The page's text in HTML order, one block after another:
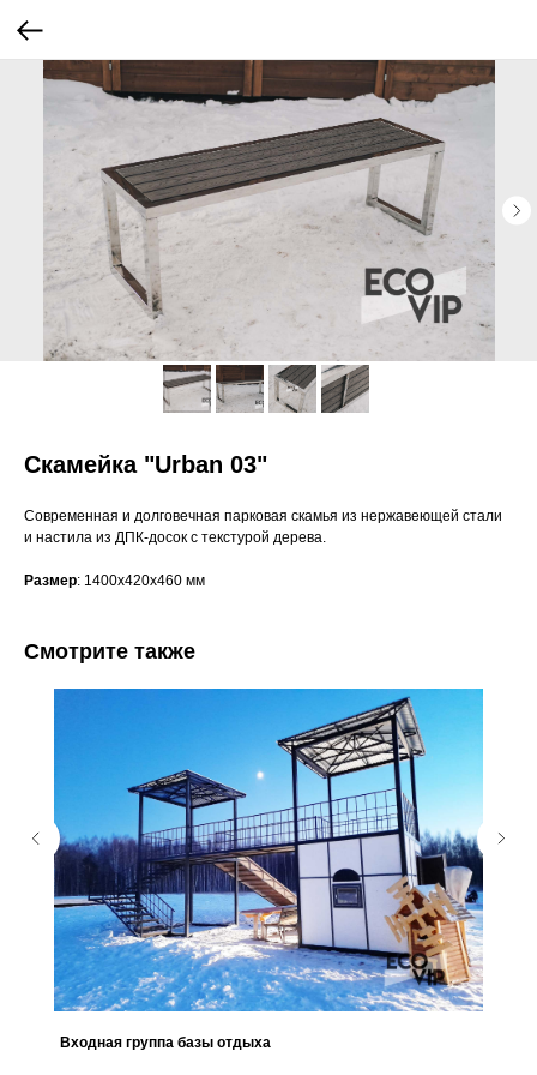
Скамейка "Urban 03"
Современная и долговечная парковая скамья из нержавеющей стали
и настила из ДПК-досок с текстурой дерева.
Размер: 1400х420х460 мм
Смотрите также
Входная группа базы отдыха